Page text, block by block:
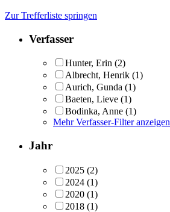
Zur Trefferliste springen
Verfasser
Hunter, Erin (2)
Albrecht, Henrik (1)
Aurich, Gunda (1)
Baeten, Lieve (1)
Bodinka, Anne (1)
Mehr Verfasser-Filter anzeigen
Jahr
2025 (2)
2024 (1)
2020 (1)
2018 (1)